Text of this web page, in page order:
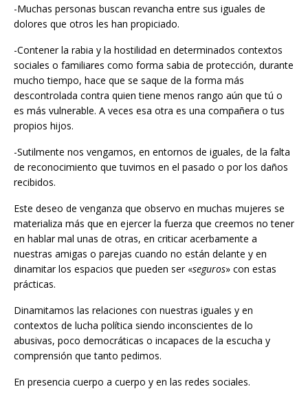
-Muchas personas buscan revancha entre sus iguales de
dolores que otros les han propiciado.
-Contener la rabia y la hostilidad en determinados contextos
sociales o familiares como forma sabia de protección, durante
mucho tiempo, hace que se saque de la forma más
descontrolada contra quien tiene menos rango aún que tú o
es más vulnerable. A veces esa otra es una compañera o tus
propios hijos.
-Sutilmente nos vengamos, en entornos de iguales, de la falta
de reconocimiento que tuvimos en el pasado o por los daños
recibidos.
Este deseo de venganza que observo en muchas mujeres se
materializa más que en ejercer la fuerza que creemos no tener
en hablar mal unas de otras, en criticar acerbamente a
nuestras amigas o parejas cuando no están delante y en
dinamitar los espacios que pueden ser «seguros» con estas
prácticas.
Dinamitamos las relaciones con nuestras iguales y en
contextos de lucha política siendo inconscientes de lo
abusivas, poco democráticas o incapaces de la escucha y
comprensión que tanto pedimos.
En presencia cuerpo a cuerpo y en las redes sociales.